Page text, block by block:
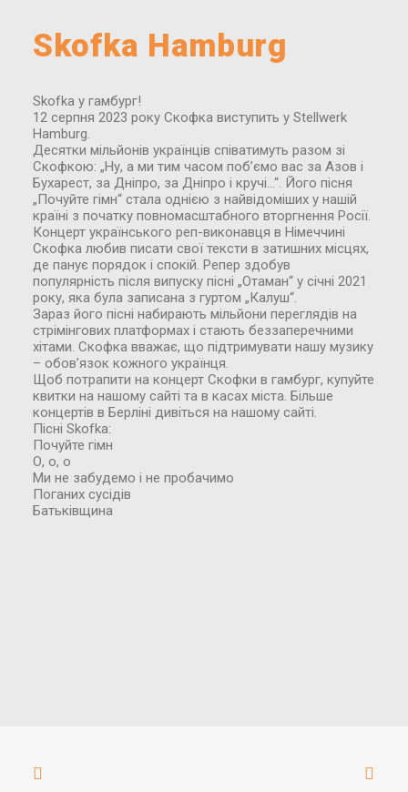
Skofka Hamburg
Skofka у гамбург!
12 серпня 2023 року Скофка виступить у Stellwerk
Hamburg.
Десятки мільйонів українців співатимуть разом зі
Скофкою: „Ну, а ми тим часом поб’ємо вас за Азов і
Бухарест, за Дніпро, за Дніпро і кручі…“. Його пісня
„Почуйте гімн“ стала однією з найвідоміших у нашій
країні з початку повномасштабного вторгнення Росії.
Концерт українського реп-виконавця в Німеччині
Скофка любив писати свої тексти в затишних місцях,
де панує порядок і спокій. Репер здобув
популярність після випуску пісні „Отаман“ у січні 2021
року, яка була записана з гуртом „Калуш“.
Зараз його пісні набирають мільйони переглядів на
стрімінгових платформах і стають беззаперечними
хітами. Скофка вважає, що підтримувати нашу музику
– обов’язок кожного українця.
Щоб потрапити на концерт Скофки в гамбург, купуйте
квитки на нашому сайті та в касах міста. Більше
концертів в Берліні дивіться на нашому сайті.
Пісні Skofka:
Почуйте гімн
О, о, о
Ми не забудемо і не пробачимо
Поганих сусідів
Батьківщина